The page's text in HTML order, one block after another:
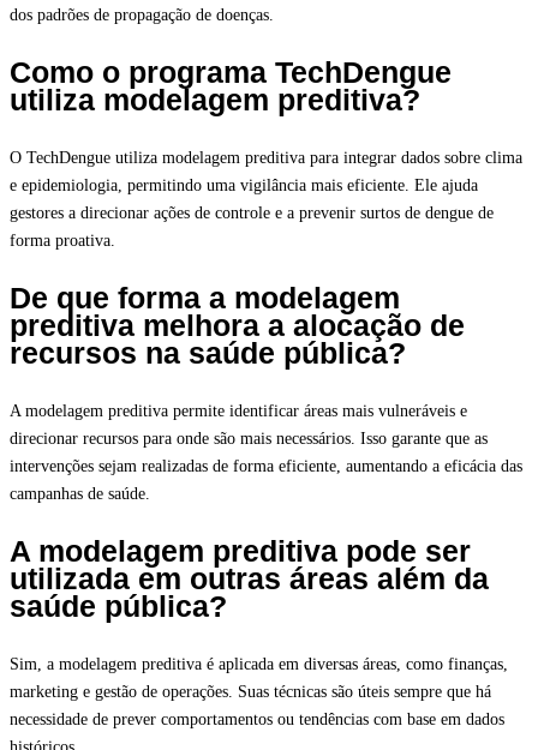
dos padrões de propagação de doenças.
Como o programa TechDengue
utiliza modelagem preditiva?
O TechDengue utiliza modelagem preditiva para integrar dados sobre clima
e epidemiologia, permitindo uma vigilância mais eficiente. Ele ajuda
gestores a direcionar ações de controle e a prevenir surtos de dengue de
forma proativa.
De que forma a modelagem
preditiva melhora a alocação de
recursos na saúde pública?
A modelagem preditiva permite identificar áreas mais vulneráveis e
direcionar recursos para onde são mais necessários. Isso garante que as
intervenções sejam realizadas de forma eficiente, aumentando a eficácia das
campanhas de saúde.
A modelagem preditiva pode ser
utilizada em outras áreas além da
saúde pública?
Sim, a modelagem preditiva é aplicada em diversas áreas, como finanças,
marketing e gestão de operações. Suas técnicas são úteis sempre que há
necessidade de prever comportamentos ou tendências com base em dados